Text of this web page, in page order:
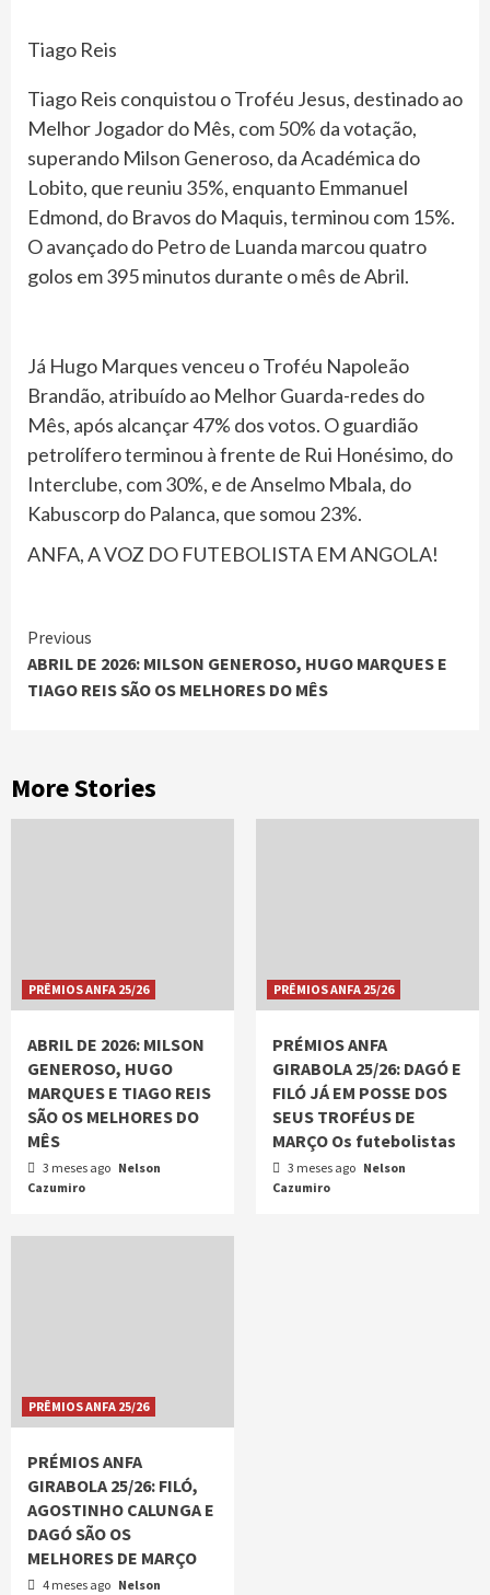
Tiago Reis
Tiago Reis conquistou o Troféu Jesus, destinado ao
Melhor Jogador do Mês, com 50% da votação,
superando Milson Generoso, da Académica do
Lobito, que reuniu 35%, enquanto Emmanuel
Edmond, do Bravos do Maquis, terminou com 15%.
O avançado do Petro de Luanda marcou quatro
golos em 395 minutos durante o mês de Abril.
Já Hugo Marques venceu o Troféu Napoleão
Brandão, atribuído ao Melhor Guarda-redes do
Mês, após alcançar 47% dos votos. O guardião
petrolífero terminou à frente de Rui Honésimo, do
Interclube, com 30%, e de Anselmo Mbala, do
Kabuscorp do Palanca, que somou 23%.
ANFA, A VOZ DO FUTEBOLISTA EM ANGOLA!
Continue
Reading
Previous
ABRIL DE 2026: MILSON GENEROSO, HUGO MARQUES E
TIAGO REIS SÃO OS MELHORES DO MÊS
More Stories
PRÊMIOS ANFA 25/26
ABRIL DE 2026: MILSON
GENEROSO, HUGO
MARQUES E TIAGO REIS
SÃO OS MELHORES DO
MÊS
3 meses ago Nelson
Cazumiro
PRÊMIOS ANFA 25/26
PRÉMIOS ANFA
GIRABOLA 25/26: DAGÓ E
FILÓ JÁ EM POSSE DOS
SEUS TROFÉUS DE
MARÇO Os futebolistas
3 meses ago Nelson
Cazumiro
PRÊMIOS ANFA 25/26
PRÉMIOS ANFA
GIRABOLA 25/26: FILÓ,
AGOSTINHO CALUNGA E
DAGÓ SÃO OS
MELHORES DE MARÇO
4 meses ago Nelson